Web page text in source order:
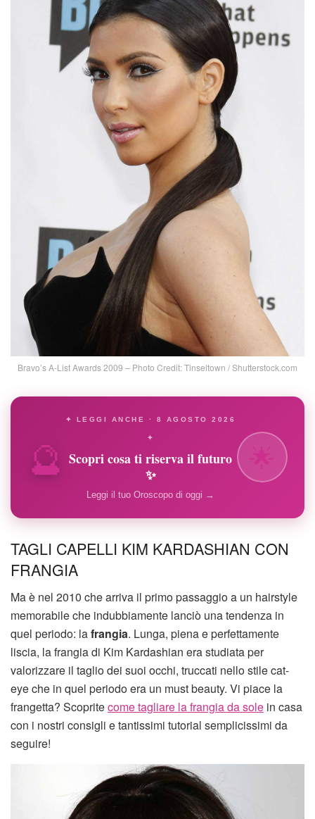
Bravo’s A-List Awards 2009 – Photo Credit: Tinseltown / Shutterstock.com
🔮
✦ LEGGI ANCHE · 8 AGOSTO 2026
✦
Scopri cosa ti riserva il futuro
✨
Leggi il tuo Oroscopo di oggi →
TAGLI CAPELLI KIM KARDASHIAN CON
FRANGIA
Ma è nel 2010 che arriva il primo passaggio a un hairstyle
memorabile che indubbiamente lanciò una tendenza in
quel periodo: lafrangia. Lunga, piena e perfettamente
liscia, la frangia di Kim Kardashian era studiata per
valorizzare il taglio dei suoi occhi, truccati nello stile cat-
eye che in quel periodo era un must beauty. Vi piace la
frangetta? Scopritecome tagliare la frangia da sole in casa
con i nostri consigli e tantissimi tutorial semplicissimi da
seguire!